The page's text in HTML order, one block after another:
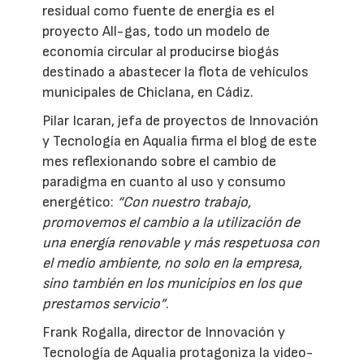
residual como fuente de energía es el
proyecto All-gas, todo un modelo de
economía circular al producirse biogás
destinado a abastecer la flota de vehículos
municipales de Chiclana, en Cádiz.
Pilar Icaran, jefa de proyectos de Innovación
y Tecnología en Aqualia firma el blog de este
mes reflexionando sobre el cambio de
paradigma en cuanto al uso y consumo
energético: “Con nuestro trabajo,
promovemos el cambio a la utilización de
una energía renovable y más respetuosa con
el medio ambiente, no solo en la empresa,
sino también en los municipios en los que
prestamos servicio”.
Frank Rogalla, director de Innovación y
Tecnología de Aqualia protagoniza la video-